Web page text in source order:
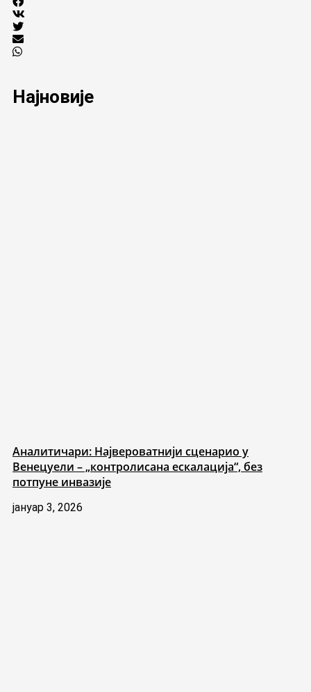
Најновије
Аналитичари: Највероватнији сценарио у
Венецуели – „контролисана ескалација“, без
потпуне инвазије
јануар 3, 2026